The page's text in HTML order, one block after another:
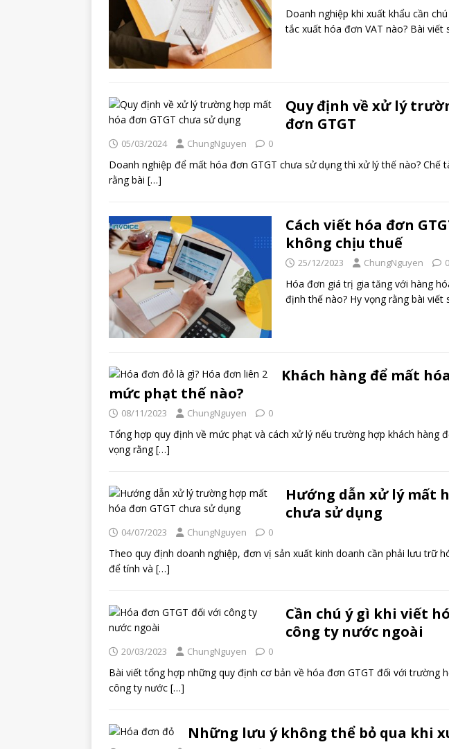
Doanh nghiệp khi xuất khẩu cần
tắc xuất hóa đơn VAT nào? Bài viết
Quy định về xử lý
đơn GTGT
05/03/2024 ChungNguyen 0
Doanh nghiệp để mất hóa đơn GTGT chưa sử dụng thì xử lý thế nào? Chế
rằng bài […]
Cách viết hóa đơn
không chịu thuế
25/12/2023 ChungNguyen 0
Hóa đơn giá trị gia tăng với hàng
định thế nào? Hy vọng rằng bài viết
Khách hàng để mất
mức phạt thế nào?
08/11/2023 ChungNguyen 0
Tổng hợp quy định về mức phạt và cách xử lý nếu trường hợp khách hàng
vọng rằng[…]
Hướng dẫn xử lý mất
chưa sử dụng
04/07/2023 ChungNguyen 0
Theo quy định doanh nghiệp, đơn vị sản xuất kinh doanh cần phải lưu trữ
để tính và […]
Cần chú ý gì khi viết
công ty nước ngoài
20/03/2023 ChungNguyen 0
Bài viết tổng hợp những quy định cơ bản về hóa đơn GTGT đối với trường
công ty nước […]
Những lưu ý không thể bỏ qua khi